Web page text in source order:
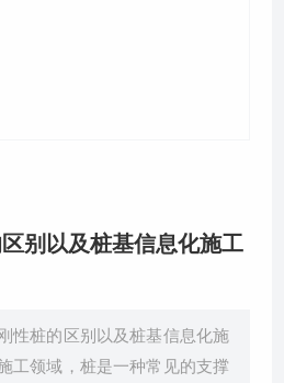
别以及桩基信息化施工
性桩的区别以及桩基信息化施
工领域，桩是一种常见的支撑